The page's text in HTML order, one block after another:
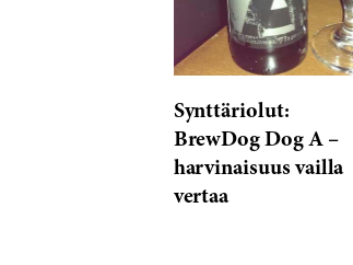
Synttäriolut:
BrewDog Dog A –
harvinaisuus vailla
vertaa